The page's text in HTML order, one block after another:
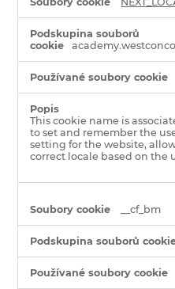
cookie
This cookie name is
to set and remember the
setting for the website,
correct locale based on the
__cf_bm